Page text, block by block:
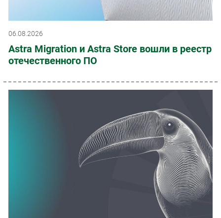
06.08.2026
Astra Migration и Astra Store вошли в реестр
отечественного ПО